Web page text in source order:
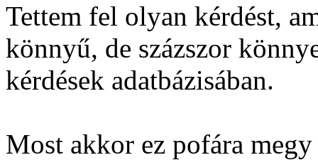
Tettem fel olyan kérdést,
könnyű, de százszor
kérdések adatbázisában.
Most akkor ez pofára